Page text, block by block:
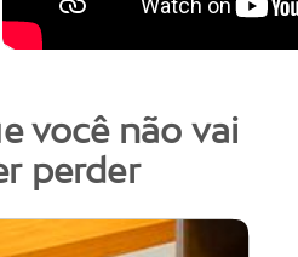
você não vai
perder